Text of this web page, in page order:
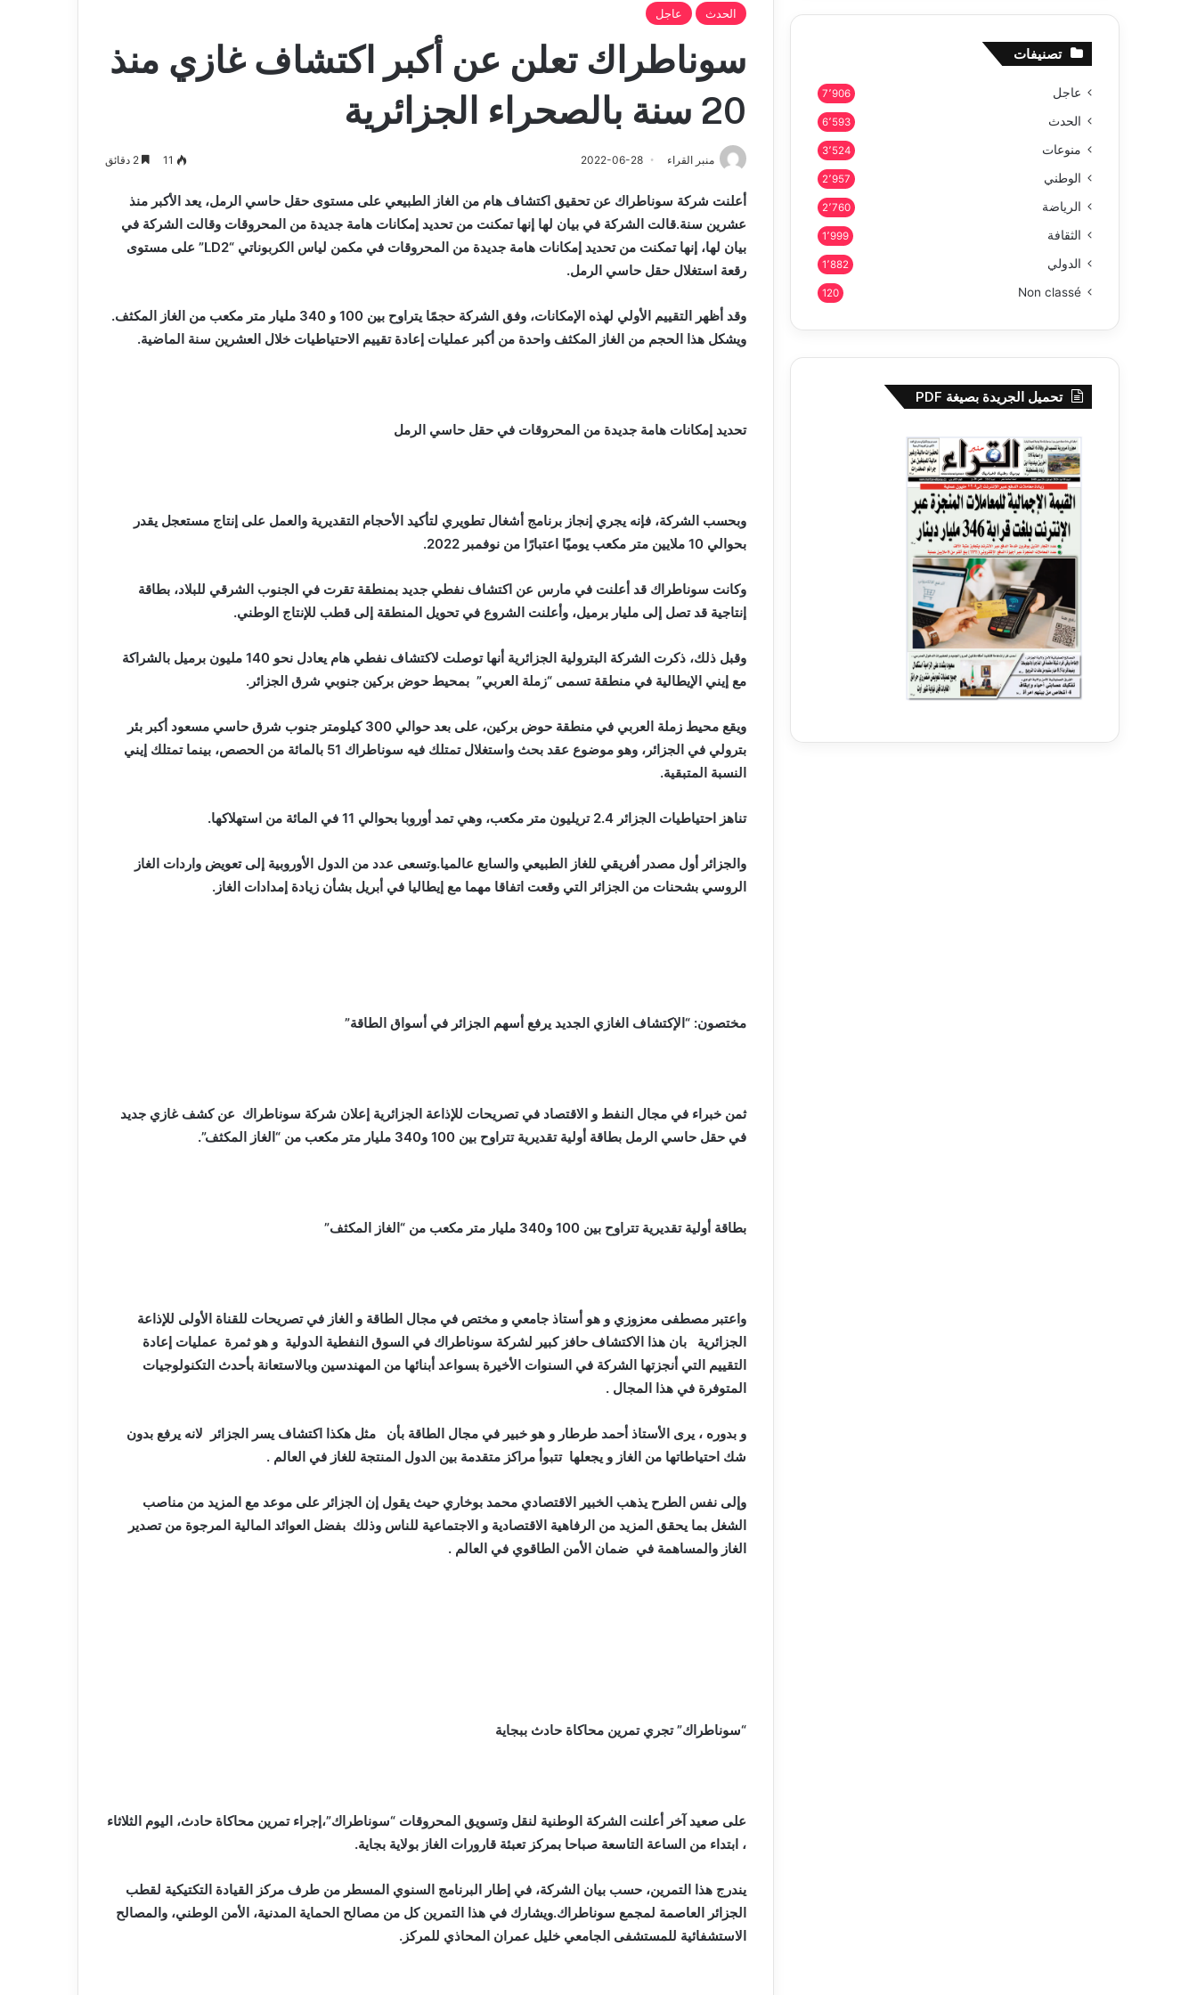
الحدث عاجل
سوناطراك تعلن عن أكبر اكتشاف غازي منذ
20 سنة بالصحراء الجزائرية
منبر القراء 2022-06-28
11
أعلنت شركة سوناطراك عن تحقيق اكتشاف هام من الغاز الطبيعي على مستوى حقل حاسي الرمل، يعد الأكبر منذ
عشرين سنة.قالت الشركة في بيان لها إنها تمكنت من تحديد إمكانات هامة جديدة من المحروقات وقالت الشركة في
بيان لها، إنها تمكنت من تحديد إمكانات هامة جديدة من المحروقات في مكمن لياس الكربوناتي “LD2” على مستوى
رقعة استغلال حقل حاسي الرمل.
وقد أظهر التقييم الأولي لهذه الإمكانات، وفق الشركة حجمًا يتراوح بين 100 و 340 مليار متر مكعب من الغاز المكثف.
ويشكل هذا الحجم من الغاز المكثف واحدة من أكبر عمليات إعادة تقييم الاحتياطيات خلال العشرين سنة الماضية.
تحديد إمكانات هامة جديدة من المحروقات في حقل حاسي الرمل
وبحسب الشركة، فإنه يجري إنجاز برنامج أشغال تطويري لتأكيد الأحجام التقديرية والعمل على إنتاج مستعجل يقدر
بحوالي 10 ملايين متر مكعب يوميًا اعتبارًا من نوفمبر 2022.
وكانت سوناطراك قد أعلنت في مارس عن اكتشاف نفطي جديد بمنطقة تقرت في الجنوب الشرقي للبلاد، بطاقة
إنتاجية قد تصل إلى مليار برميل، وأعلنت الشروع في تحويل المنطقة إلى قطب للإنتاج الوطني.
وقبل ذلك، ذكرت الشركة البترولية الجزائرية أنها توصلت لاكتشاف نفطي هام يعادل نحو 140 مليون برميل بالشراكة
مع إيني الإيطالية في منطقة تسمى “زملة العربي” بمحيط حوض بركين جنوبي شرق الجزائر.
ويقع محيط زملة العربي في منطقة حوض بركين، على بعد حوالي 300 كيلومتر جنوب شرق حاسي مسعود أكبر بئر
بترولي في الجزائر، وهو موضوع عقد بحث واستغلال تمتلك فيه سوناطراك 51 بالمائة من الحصص، بينما تمتلك إيني
النسبة المتبقية.
تناهز احتياطيات الجزائر 2.4 تريليون متر مكعب، وهي تمد أوروبا بحوالي 11 في المائة من استهلاكها.
والجزائر أول مصدر أفريقي للغاز الطبيعي والسابع عالميا.وتسعى عدد من الدول الأوروبية إلى تعويض واردات الغاز
الروسي بشحنات من الجزائر التي وقعت اتفاقا مهما مع إيطاليا في أبريل بشأن زيادة إمدادات الغاز.
مختصون: “ الإكتشاف الغازي الجديد يرفع أسهم الجزائر في أسواق الطاقة”
ثمن خبراء في مجال النفط و الاقتصاد في تصريحات للإذاعة الجزائرية إعلان شركة سوناطراك عن كشف غازي جديد
في حقل حاسي الرمل بطاقة أولية تقديرية تتراوح بين 100 و340 مليار متر مكعب من “الغاز المكثف”.
بطاقة أولية تقديرية تتراوح بين 100 و340 مليار متر مكعب من “الغاز المكثف”
واعتبر مصطفى معزوزي و هو أستاذ جامعي و مختص في مجال الطاقة و الغاز في تصريحات للقناة الأولى للإذاعة
الجزائرية بان هذا الاكتشاف حافز كبير لشركة سوناطراك في السوق النفطية الدولية و هو ثمرة عمليات إعادة
التقييم التي أنجزتها الشركة في السنوات الأخيرة بسواعد أبنائها من المهندسين وبالاستعانة بأحدث التكنولوجيات
المتوفرة في هذا المجال .
و بدوره ، يرى الأستاذ أحمد طرطار و هو خبير في مجال الطاقة بأن مثل هكذا اكتشاف يسر الجزائر لانه يرفع بدون
شك احتياطاتها من الغاز و يجعلها تتبوأ مراكز متقدمة بين الدول المنتجة للغاز في العالم .
وإلى نفس الطرح يذهب الخبير الاقتصادي محمد بوخاري حيث يقول إن الجزائر على موعد مع المزيد من مناصب
الشغل بما يحقق المزيد من الرفاهية الاقتصادية و الاجتماعية للناس وذلك بفضل العوائد المالية المرجوة من تصدير
الغاز والمساهمة في ضمان الأمن الطاقوي في العالم .
“سوناطراك” تجري تمرين محاكاة حادث ببجاية
على صعيد آخر أعلنت الشركة الوطنية لنقل وتسويق المحروقات “سوناطراك”،إجراء تمرين محاكاة حادث، اليوم الثلاثاء
، ابتداء من الساعة التاسعة صباحا بمركز تعبئة قارورات الغاز بولاية بجاية.
يندرج هذا التمرين، حسب بيان الشركة، في إطار البرنامج السنوي المسطر من طرف مركز القيادة التكتيكية لقطب
الجزائر العاصمة لمجمع سوناطراك.ويشارك في هذا التمرين كل من مصالح الحماية المدنية، الأمن الوطني، والمصالح
الاستشفائية للمستشفى الجامعي خليل عمران المحاذي للمركز.
تصنيفات
عاجل 7٬906
الحدث 6٬593
منوعات 3٬524
الوطني 2٬957
الرياضة 2٬760
الثقافة 1٬999
الدولي 1٬882
Non classé
120
تحميل الجريدة بصيغة PDF